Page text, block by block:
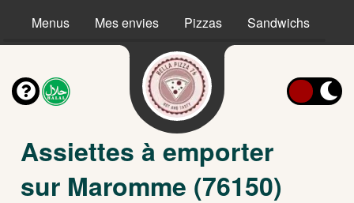
Menus Mes envies Pizzas Sandwichs
Assiettes à emporter
sur Maromme (76150)